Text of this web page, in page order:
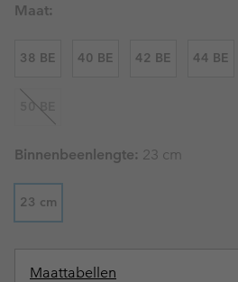
Maat:
38 BE 40 BE 42 BE 44 BE
50 BE
Binnenbeenlengte: 23 cm
23 cm
Maattabellen